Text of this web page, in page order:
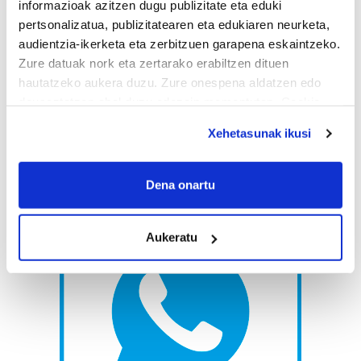
informazioak azitzen dugu publizitate eta eduki
pertsonalizatua, publizitatearen eta edukiaren neurketa,
audientzia-ikerketa eta zerbitzuen garapena eskaintzeko.
Zure datuak nork eta zertarako erabiltzen dituen
hautatzeko aukera duzu. Zure onespena aldatzen edo
If you allow, we would also like to:
Collect information about your geographical
Identify your device by actively scanning it for
specific characteristics (fingerprinting)
Find out more about how your personal data is processed
and set your preferences in the
details section
Guk eta gure bazkideek zure datu pertsonalak
Xehetasunak ikusi
Dena onartu
Aukeratu